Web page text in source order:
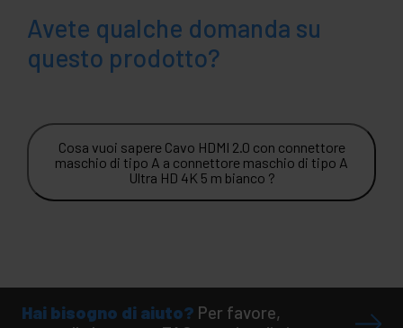
Avete qualche domanda su
questo prodotto?
Cosa vuoi sapere Cavo HDMI 2.0 con connettore
maschio di tipo A a connettore maschio di tipo A
Ultra HD 4K 5 m bianco ?
Hai bisogno di aiuto? Per favore,